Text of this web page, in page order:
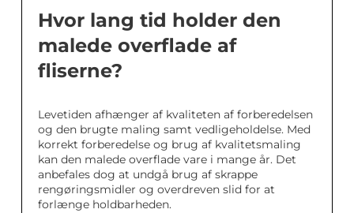
Hvor lang tid holder den
malede overflade af
fliserne?
Levetiden afhænger af kvaliteten af forberedelsen
og den brugte maling samt vedligeholdelse. Med
korrekt forberedelse og brug af kvalitetsmaling
kan den malede overflade vare i mange år. Det
anbefales dog at undgå brug af skrappe
rengøringsmidler og overdreven slid for at
forlænge holdbarheden.